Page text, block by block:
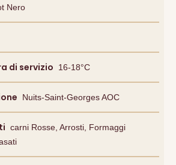
Nero
di servizio 16-18°C
Nuits-Saint-Georges AOC
Carni Rosse, Arrosti, Formaggi